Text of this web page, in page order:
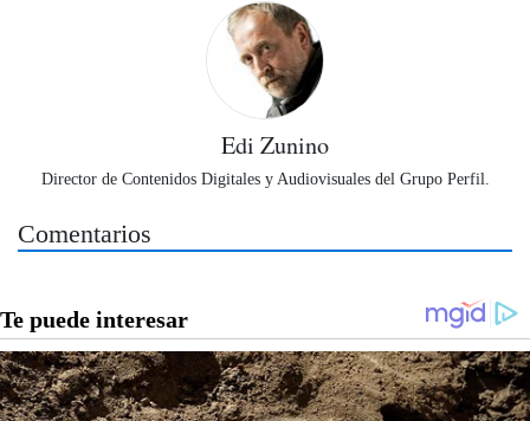
Edi Zunino
Director de Contenidos Digitales y Audiovisuales del Grupo Perfil.
Comentarios